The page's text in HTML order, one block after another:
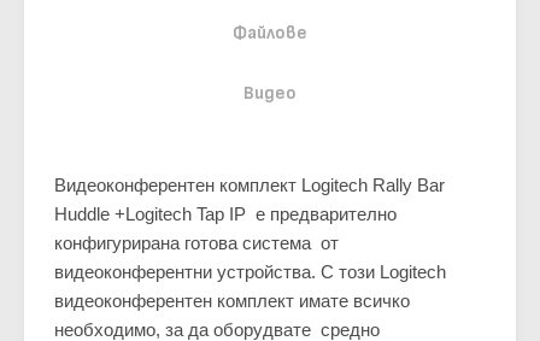
Файлове
Видео
Видеоконферентен комплект Logitech Rally Bar
Huddle +Logitech Tap IP е предварително
конфигурирана готова система от
видеоконферентни устройства. С този Logitech
видеоконферентен комплект имате всичко
необходимо, за да оборудвате средно